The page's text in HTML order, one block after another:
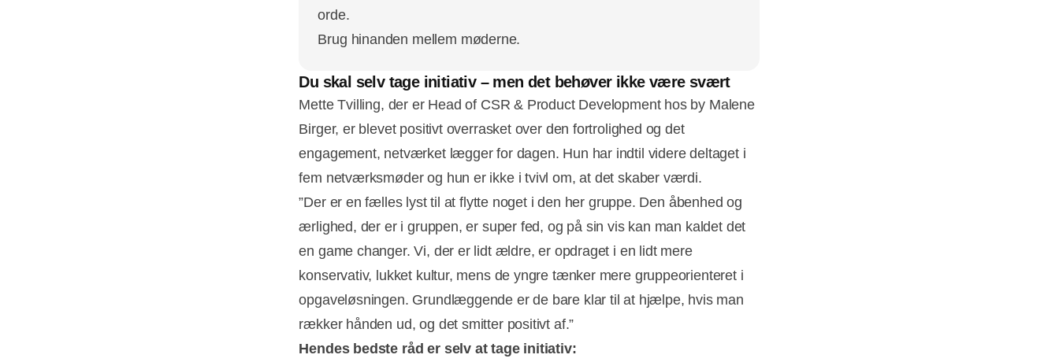
orde.
Brug hinanden mellem møderne.
Du skal selv tage initiativ – men det behøver ikke være svært
Mette Tvilling, der er Head of CSR & Product Development hos by Malene
Birger, er blevet positivt overrasket over den fortrolighed og det
engagement, netværket lægger for dagen. Hun har indtil videre deltaget i
fem netværksmøder og hun er ikke i tvivl om, at det skaber værdi.
”Der er en fælles lyst til at flytte noget i den her gruppe. Den åbenhed og
ærlighed, der er i gruppen, er super fed, og på sin vis kan man kaldet det
en game changer. Vi, der er lidt ældre, er opdraget i en lidt mere
konservativ, lukket kultur, mens de yngre tænker mere gruppeorienteret i
opgaveløsningen. Grundlæggende er de bare klar til at hjælpe, hvis man
rækker hånden ud, og det smitter positivt af.”
Hendes bedste råd er selv at tage initiativ: